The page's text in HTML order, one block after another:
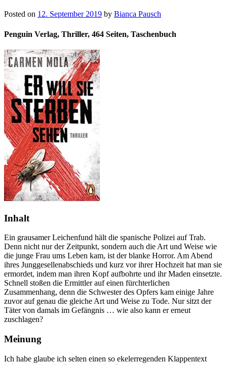
Posted on 12. September 2019 by Bianca Pausch
Penguin Verlag, Thriller, 464 Seiten, Taschenbuch
Inhalt
Ein grausamer Leichenfund hält die spanische Polizei auf Trab.
Denn nicht nur der Zeitpunkt, sondern auch die Art und Weise wie
die junge Frau ums Leben kam, ist der blanke Horror. Am Abend
ihres Junggesellenabschieds und kurz vor ihrer Hochzeit hat man sie
ermordet, indem man ihren Kopf aufbohrte und ihr Maden einsetzte.
Schnell stoßen die Ermittler auf einen fürchterlichen
Zusammenhang, denn die Schwester des Opfers kam einige Jahre
zuvor auf genau die gleiche Art und Weise zu Tode. Nur sitzt der
Täter von damals im Gefängnis … wie also kann er erneut
zuschlagen?
Meinung
Ich habe glaube ich selten einen so ekelerregenden Klappentext